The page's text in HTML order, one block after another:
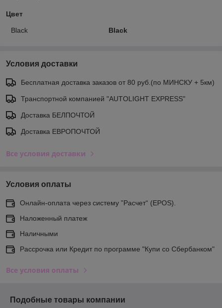
Цвет
Black Black
Условия доставки
Бесплатная доставка заказов от 80 руб.(по МИНСКУ + 5км)
Транспортной компанией "AUTOLIGHT EXPRESS"
Доставка БЕЛПОЧТОЙ
Доставка ЕВРОПОЧТОЙ
Все условия доставки
Условия оплаты
Онлайн-оплата через систему ”Расчет“ (EPOS).
Наложенный платеж
Наличными
Рассрочка или Кредит по программе "Купи со Сбербанком"
Все условия оплаты
Подобные товары компании